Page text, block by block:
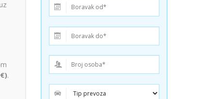
Solun polazak iz Niša
Temišvar polazak iz Niša
.